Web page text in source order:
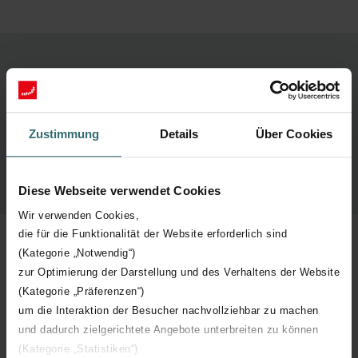
Zustimmung Details Über Cookies
Diese Webseite verwendet Cookies
Wir verwenden Cookies,
die für die Funktionalität der Website erforderlich sind
(Kategorie „Notwendig“)
zur Optimierung der Darstellung und des Verhaltens der Website
(Kategorie „Präferenzen“)
um die Interaktion der Besucher nachvollziehbar zu machen
und dadurch zielgerichtete Angebote unterbreiten zu können
(Kategorie „Statistiken“)
Živé vysílání online semináře již proběhlo.
Zde můžete zhlédnout záznam webináře:
Související stránky